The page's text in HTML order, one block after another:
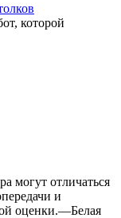
которой
могут отличаться
и
оценки.—Белая